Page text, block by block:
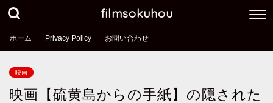
filmsokuhou
ホーム Privacy Policy お問い合わせ
映画
映画【硫黄島からの手紙】の隠された